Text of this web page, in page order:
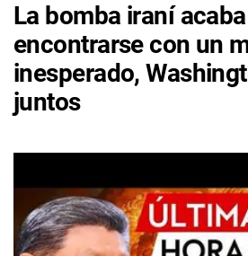
La bomba iraní
encontrarse con un
inesperado,
juntos